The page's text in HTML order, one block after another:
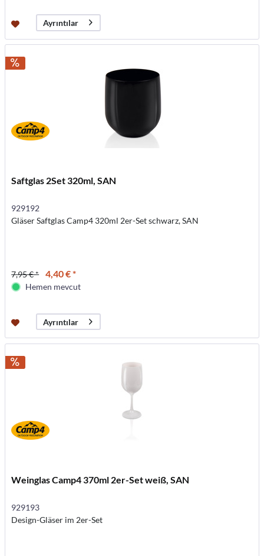
Ayrıntılar
Saftglas 2Set 320ml, SAN
929192
Gläser Saftglas Camp4 320ml 2er-Set schwarz, SAN
7,95 € * 4,40 € *
Hemen mevcut
Ayrıntılar
Weinglas Camp4 370ml 2er-Set weiß, SAN
929193
Design-Gläser im 2er-Set